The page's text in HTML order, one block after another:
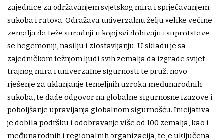
zajednice za održavanjem svjetskog mira i sprječavanjem
sukoba i ratova. Odražava univerzalnu želju velike većine
zemalja da teže suradnji u kojoj svi dobivaju i suprotstave
se hegemoniji, nasilju i zlostavljanju. U skladu je sa
zajedničkom težnjom ljudi svih zemalja da izgrade svijet
trajnog mira i univerzalne sigurnosti te pruži novo
rješenje za uklanjanje temeljnih uzroka međunarodnih
sukoba, te dade odgovor na globalne sigurnosne izazove i
poboljšanje upravljanja globalnom sigurnošću. Inicijativa
je dobila podršku i odobravanje više od 100 zemalja, kao i
međunarodnih i regionalnih organizacija, te je uključena